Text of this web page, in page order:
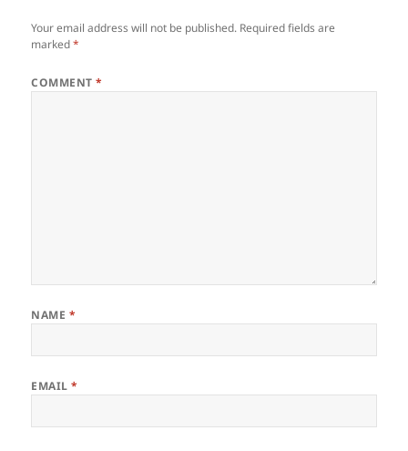
Your email address will not be published. Required fields are
marked*
COMMENT*
NAME *
EMAIL*